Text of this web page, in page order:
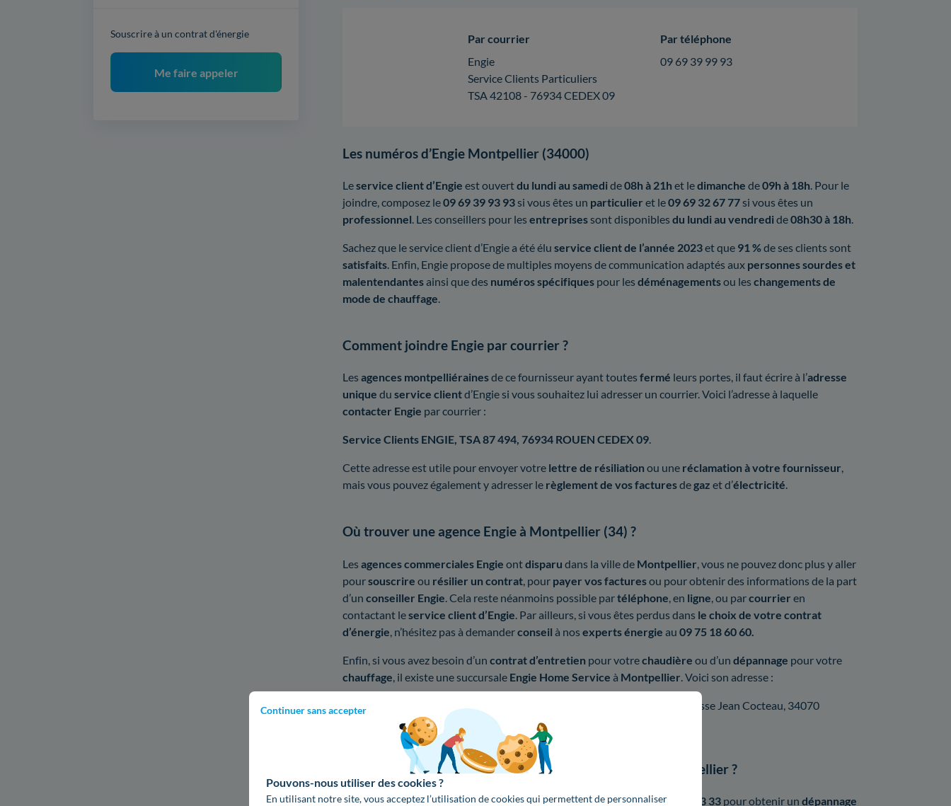
Continuer sans accepter
Pouvons-nous utiliser des cookies ?
En utilisant notre site, vous acceptez l’utilisation de cookies qui permettent de personnaliser
Souscrire à un contrat d'énergie
Me faire appeler
Par courrier
Engie
Service Clients Particuliers
TSA 42108 - 76934 CEDEX 09
Par téléphone
09 69 39 99 93
Les numéros d’Engie Montpellier (34000)
Leservice client d’Engie est ouvertdu lundi au samedide08h à 21h et ledimanche de09h à 18h. Pour le
joindre, composez le09 69 39 93 93si vous êtes un particulier et le09 69 32 67 77si vous êtes un
professionnel. Les conseillers pour lesentreprisessont disponiblesdu lundi au vendredide08h30 à 18h.
Sachez que le service client d’Engie a été éluservice client de l’année 2023et que 91 %de ses clients sont
satisfaits. Enfin, Engie propose de multiples moyens de communication adaptés aux personnes sourdes et
malentendantesainsi que des numéros spécifiques pour lesdéménagementsou leschangements de
mode de chauffage.
Comment joindre Engie par courrier ?
Les agences montpelliérainesde ce fournisseur ayant toutes fermé leurs portes, il faut écrire à l’adresse
unique duservice clientd’Engie si vous souhaitez lui adresser un courrier. Voici l’adresse à laquelle
contacter Engie par courrier :
Service Clients ENGIE, TSA 87 494, 76934 ROUEN CEDEX 09.
Cette adresse est utile pour envoyer votre lettre de résiliation ou une réclamation à votre fournisseur,
mais vous pouvez également y adresser le règlement de vos facturesdegaz et d’électricité.
Où trouver une agence Engie à Montpellier (34) ?
Lesagences commerciales Engie ontdisparu dans la ville de Montpellier , vous ne pouvez donc plus y aller
poursouscrireou résilier un contrat , pour payer vos facturesou pour obtenir des informations de la part
d’un conseiller Engie . Cela reste néanmoins possible partéléphone , en ligne , ou parcourrieren
contactant leservice client d’Engie . Par ailleurs, si vous êtes perdus dans le choix de votre contrat
d’énergie , n’hésitez pas à demanderconseil à nosexperts énergie au09 75 18 60 60.
Enfin, si vous avez besoin d’un contrat d’entretien pour votrechaudière ou d’undépannage pour votre
chauffage , il existe une succursale Engie Home Service à Montpellier . Voici son adresse :
Engie Home Services Montpellier SUD
, ZAC de Tournezy - B12 101 impasse Jean Cocteau, 34070
Montpellier
Quels sont les numéros d’urgence gaz et électricité à Montpellier ?
En cas d’urgence pour le gaz, vous devez appeler au plus vite le0 800 47 33 33 pour obtenir un dépannage